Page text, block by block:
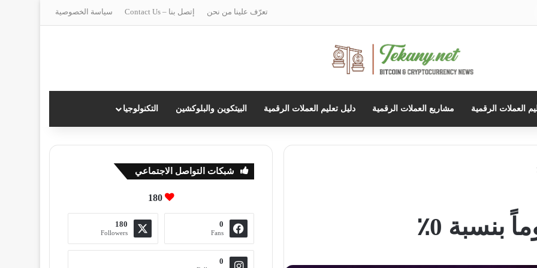
تعرّف علينا من نحن إتصل بنا – Contact Us سياسة الخصوصية
العملات الرقمية مشاريع العملات الرقمية دليل تعليم العملات الرقمية البيتكوين والبلوكشين التكنولوجيا
شبكات التواصل الاجتماعي
180
0
Fans
180
Followers
0